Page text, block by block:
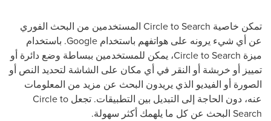
تمكن خاصية Circle to Search المستخدمين من البحث الفوري
عن أي شيء يرونه على هواتفهم باستخدام Google. باستخدام
ميزة Circle to Search، يمكن للمستخدمين ببساطة وضع دائرة أو
تمييز أو خربشة أو النقر في أي مكان على الشاشة لتحديد النص أو
الصورة أو الفيديو الذي يريدون البحث عن مزيد من المعلومات
عنه، دون الحاجة إلى التبديل بين التطبيقات. تجعل Circle to
Search البحث عن كل ما يلهمك أكثر سهولة.